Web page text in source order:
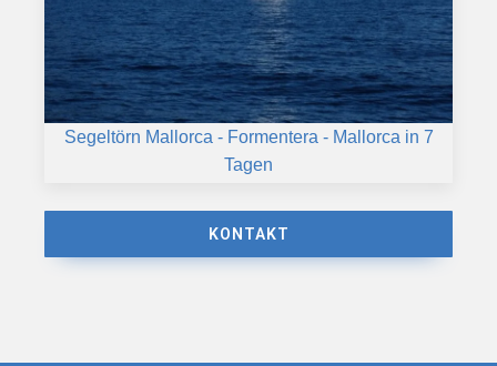
Segeltörn Mallorca - Formentera - Mallorca in 7
Tagen
KONTAKT